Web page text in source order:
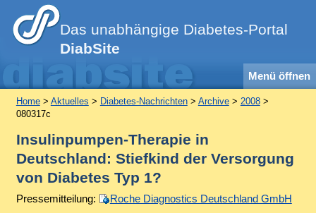
Das unabhängige Diabetes-Portal
DiabSite
Menü öffnen
Home> Aktuelles > Diabetes-Nachrichten> Archive> 2008>
080317c
Insulinpumpen-Therapie in
Deutschland: Stiefkind der Versorgung
von Diabetes Typ 1?
Pressemitteilung: Roche Diagnostics Deutschland GmbH